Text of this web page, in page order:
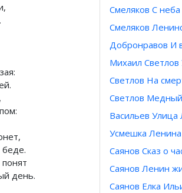
Смеляков С
Смеляков
Добронравов И
Михаил Светлов
Светлов На
Светлов
Васильев Улица
Усмешка Ленина
Саянов Сказ о
Саянов Ленин
Саянов Елка
день.